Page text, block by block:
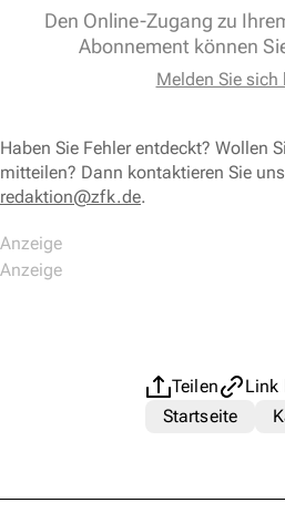
Den Online-Zugang zu
Abonnement können
Melden Sie sich
Haben Sie Fehler entdeckt? Wollen
mitteilen? Dann kontaktieren Sie
redaktion@zfk.de.
Teilen
Link
Startseite